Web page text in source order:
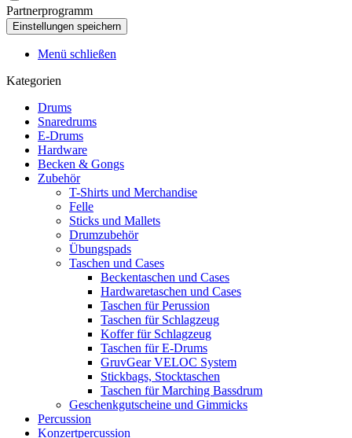
Partnerprogramm
Menü schließen
Kategorien
Drums
Snaredrums
E-Drums
Hardware
Becken & Gongs
Zubehör
T-Shirts und Merchandise
Felle
Sticks und Mallets
Drumzubehör
Übungspads
Taschen und Cases
Beckentaschen und Cases
Hardwaretaschen und Cases
Taschen für Perussion
Taschen für Schlagzeug
Koffer für Schlagzeug
Taschen für E-Drums
GruvGear VELOC System
Stickbags, Stocktaschen
Taschen für Marching Bassdrum
Geschenkgutscheine und Gimmicks
Percussion
Konzertpercussion